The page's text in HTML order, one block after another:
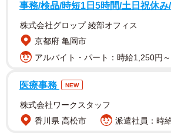
｢聞こえるよ！歌が聴こえる！｣
それからイヤホンをつけてラジオを聴
り、ipadに繋いで映画を見たり
事務/検品/時短1日5時間/土日祝休み
株式会社グロップ 綾部オフィス
京都府 亀岡市
アルバイト・パート：時給1,250円
医療事務 NEW
株式会社ワークスタッフ
香川県 高松市
派遣社員：時